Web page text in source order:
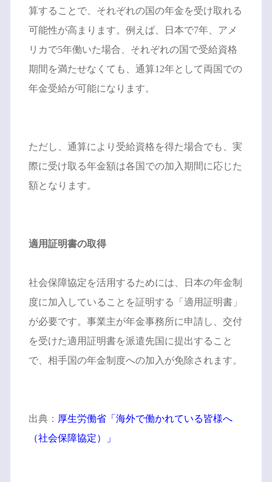
算することで、それぞれの国の年金を受け取れる
可能性が高まります。例えば、日本で7年、アメ
リカで5年働いた場合、それぞれの国で受給資格
期間を満たせなくても、通算12年として両国での
年金受給が可能になります。
ただし、通算により受給資格を得た場合でも、実
際に受け取る年金額は各国での加入期間に応じた
額となります。
適用証明書の取得
社会保障協定を活用するためには、日本の年金制
度に加入していることを証明する「適用証明書」
が必要です。事業主が年金事務所に申請し、交付
を受けた適用証明書を派遣先国に提出すること
で、相手国の年金制度への加入が免除されます。
出典： 厚生労働省「海外で働かれている皆様へ
（社会保障協定）」